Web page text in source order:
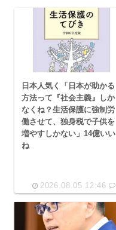
日本人気く「日本が助かる
方法って『社会主義』しか
なくね？生活保護に強制労
働させて、独身税で子供を
増やすしかない」14億いい
ね
2026.08.05 12:46